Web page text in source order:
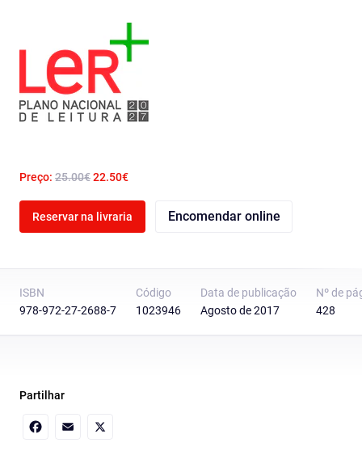
Preço: 25.00€22.50€
Reservar na livraria Encomendar online
ISBN
978-972-27-2688-7
Código
1023946
Data de publicação
Agosto de 2017
Nº de
428
Partilhar